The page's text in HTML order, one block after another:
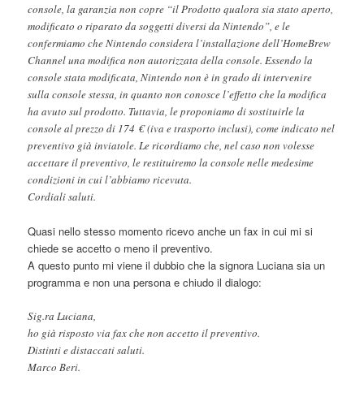
console, la garanzia non copre “il Prodotto qualora sia stato aperto,
modificato o riparato da soggetti diversi da Nintendo”, e le
confermiamo che Nintendo considera l’installazione dell’HomeBrew
Channel una modifica non autorizzata della console. Essendo la
console stata modificata, Nintendo non è in grado di intervenire
sulla console stessa, in quanto non conosce l’effetto che la modifica
ha avuto sul prodotto. Tuttavia, le proponiamo di sostituirle la
console al prezzo di 174 € (iva e trasporto inclusi), come indicato nel
preventivo già inviatole. Le ricordiamo che, nel caso non volesse
accettare il preventivo, le restituiremo la console nelle medesime
condizioni in cui l’abbiamo ricevuta.
Cordiali saluti.
Quasi nello stesso momento ricevo anche un fax in cui mi si
chiede se accetto o meno il preventivo.
A questo punto mi viene il dubbio che la signora Luciana sia un
programma e non una persona e chiudo il dialogo:
Sig.ra Luciana,
ho già risposto via fax che non accetto il preventivo.
Distinti e distaccati saluti.
Marco Beri.